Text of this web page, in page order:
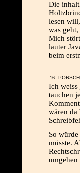
Die
lesen
was
Mich
lauter
beim
Ich weiss
tauchen
wären da
So
müsste.
umgehen